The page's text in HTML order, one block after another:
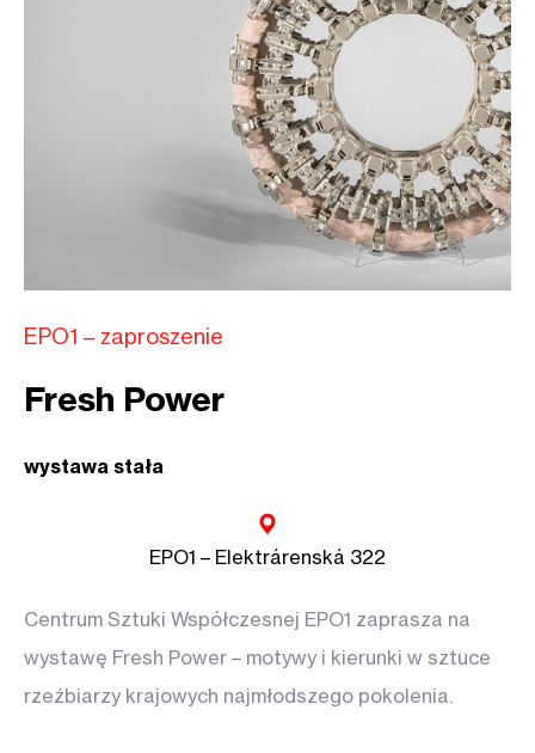
EPO1 – zaproszenie
Fresh Power
wystawa stała
EPO1 – Elektrárenská 322
Centrum Sztuki Współczesnej EPO1 zaprasza na
wystawę Fresh Power – motywy i kierunki w sztuce
rzeźbiarzy krajowych najmłodszego pokolenia.